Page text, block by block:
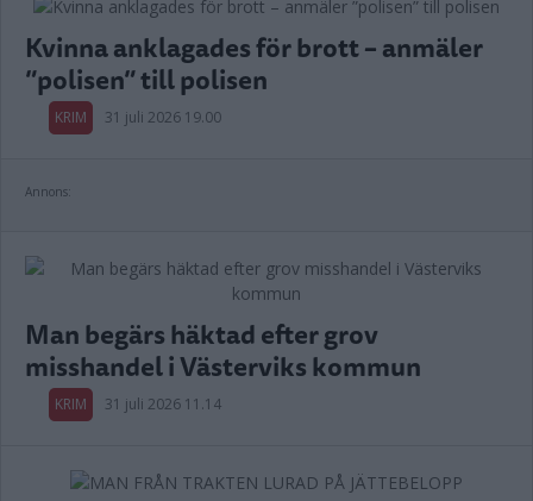
Kvinna anklagades för brott – anmäler
”polisen” till polisen
KRIM 31 juli 2026 19.00
Annons:
Man begärs häktad efter grov
misshandel i Västerviks kommun
KRIM 31 juli 2026 11.14